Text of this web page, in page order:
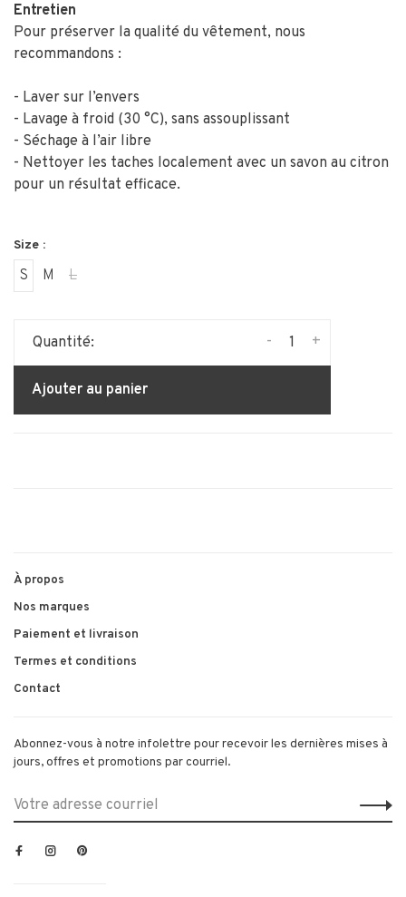
Entretien
Pour préserver la qualité du vêtement, nous
recommandons :
- Laver sur l’envers
- Lavage à froid (30 °C), sans assouplissant
- Séchage à l’air libre
- Nettoyer les taches localement avec un savon au citron
pour un résultat efficace.
Size :
S M L
Quantité: +
-
Ajouter au panier
À propos
Nos marques
Paiement et livraison
Termes et conditions
Contact
Abonnez-vous à notre infolettre pour recevoir les dernières mises à
jours, offres et promotions par courriel.